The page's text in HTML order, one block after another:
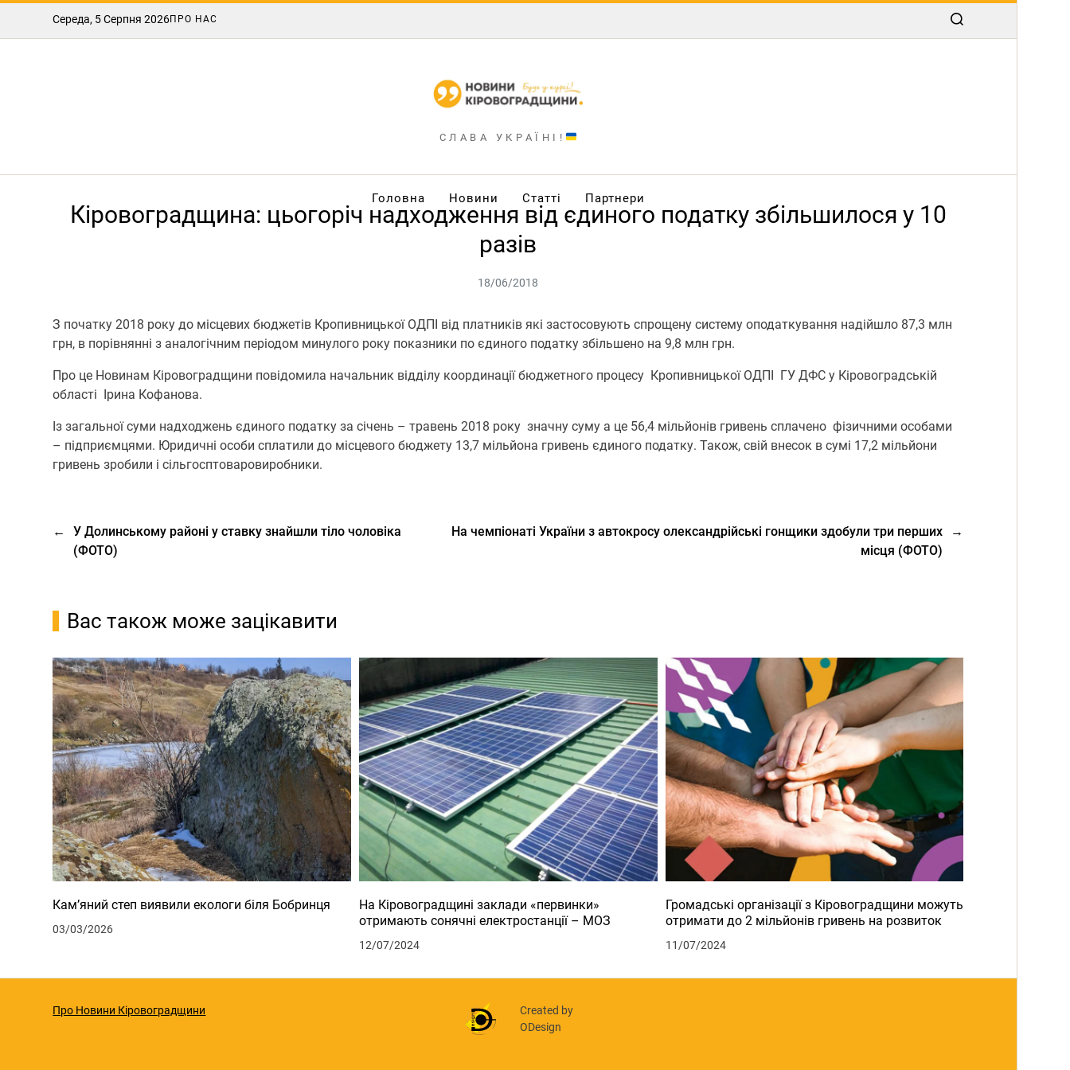
Середа, 5 Серпня 2026ПРО НАС
СЛАВА УКРАЇНІ!
Головна Новини Статті Партнери
Кіровоградщина: цьогоріч надходження від єдиного податку збільшилося у 10
разів
18/06/2018
З початку 2018 року до місцевих бюджетів Кропивницької ОДПІ від платників які застосовують спрощену систему оподаткування надійшло 87,3 млн
грн, в порівнянні з аналогічним періодом минулого року показники по єдиного податку збільшено на 9,8 млн грн.
Про це Новинам Кіровоградщини повідомила начальник відділу координації бюджетного процесу Кропивницької ОДПІ ГУ ДФС у Кіровоградській
області Ірина Кофанова.
Із загальної суми надходжень єдиного податку за січень – травень 2018 року значну суму а це 56,4 мільйонів гривень сплачено фізичними особами
– підприємцями. Юридичні особи сплатили до місцевого бюджету 13,7 мільйона гривень єдиного податку. Також, свій внесок в сумі 17,2 мільйони
гривень зробили і сільгосптоваровиробники.
←
У Долинському районі у ставку знайшли тіло чоловіка
(ФОТО)
→
На чемпіонаті України з автокросу олександрійські гонщики здобули три перших
місця (ФОТО)
Вас також може зацікавити
Кам’яний степ виявили екологи біля Бобринця
03/03/2026
На Кіровоградщині заклади «первинки»
отримають сонячні електростанції – МОЗ
12/07/2024
Громадські організації з Кіровоградщини можуть
отримати до 2 мільйонів гривень на розвиток
11/07/2024
Про Новини Кіровоградщини
Created by
ODesign